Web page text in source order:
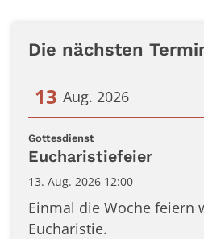
Die nächsten
13 Aug. 2026
Datum: 13. August 2026
Gottesdienst:
Eucharistiefeier
13. Aug. 2026 12:00
Einmal die Woche feiern
Eucharistie.